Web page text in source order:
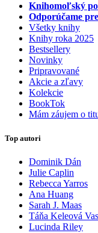
Knihomoľský
Odporúčame
Všetky knihy
Knihy roka 2025
Bestsellery
Novinky
Pripravované
Akcie a zľavy
Kolekcie
BookTok
Mám záujem o
Top autori
Dominik Dán
Julie Caplin
Rebecca Yarros
Ana Huang
Sarah J. Maas
Táňa Keleová
Lucinda Riley